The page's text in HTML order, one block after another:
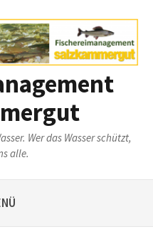
Wer das Wasser schützt,
alle.